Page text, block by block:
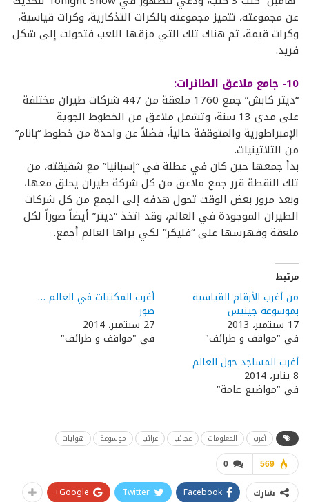
عن مجموعته، تتميز مجموعته بالكرات التذكارية، وكرات قياسية،
وكرات قيمة، ثم هناك تلك التي مزقها اللعب فتحولت إلى شكل
فريد.
10- جامع ملاعق الطائرات:
“ديتر كابش” جمع 1760 ملعقة من 447 شركات طيران مختلفة
على مدى 13 سنة، وتشمل ملاعق من الخطوط الجوية
الإمبراطورية والمتوقفة حالياً، فضلاً عن واحدة من خطوط “بانام”
من الثلاثينيات.
بدأ جمعها حين كان في عطلة في “إسبانيا” مع شقيقته، من
تلك النقطة قرر جمع ملاعق من كل شركة طيران يحلق معها،
وبعد مرور بعض الوقت تحول هدفه إلى الجمع من كل شركات
الطيران الموجودة في العالم، وقد اتخذ “ديتر” أيضاً صوراً لكل
ملعقة وفهرسها على “فليكر” لكي يراها العالم أجمع.
مرتبط
من أغرب الأرقام القياسية
بموسوعة جينيس
17 سبتمبر، 2013
في "مواقف و طرائف"
أغرب المكتبات في العالم …
صور
27 سبتمبر، 2014
في "مواقف و طرائف"
أغرب المساجد حول العالم
8 يناير، 2014
في "مواضيع عامة"
أغرب المعلومات عجائب غرائب موسوعة هوايات
0 569
شارك Facebook
Twitter
Google+